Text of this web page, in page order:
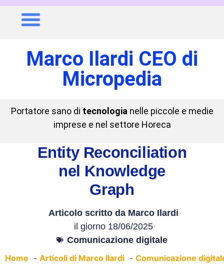
Marco Ilardi CEO di
Micropedia
Portatore sano di tecnologia nelle piccole e medie
imprese e nel settore Horeca
Entity Reconciliation
nel Knowledge
Graph
Articolo scritto da Marco Ilardi
il giorno 18/06/2025
Comunicazione digitale
Home
Articoli di Marco Ilardi
Comunicazione